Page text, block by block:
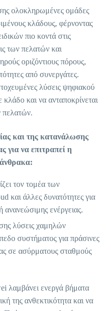
ολοκληρωμένες ομάδες
κλάδους, φέρνοντας
πιο κοντά στις
των πελατών και
οριζόντιους πόρους,
από συνεργάτες.
λύσεις ψηφιακού
και να ανταποκρίνεται
πελατών.
και της κατανάλωσης
για να επιτραπεί η
τον τομέα των
και άλλες δυνατότητες για
ανανεώσιμης ενέργειας.
λύσεις χαμηλών
συστήματος για πράσινες
σε ασύρματους σταθμούς
λαμβάνει ενεργά βήματα
της ανθεκτικότητα και να